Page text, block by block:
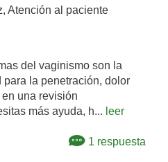
Atención al paciente
del vaginismo son la
la penetración, dolor
una revisión
más ayuda, h... leer
1 respuesta